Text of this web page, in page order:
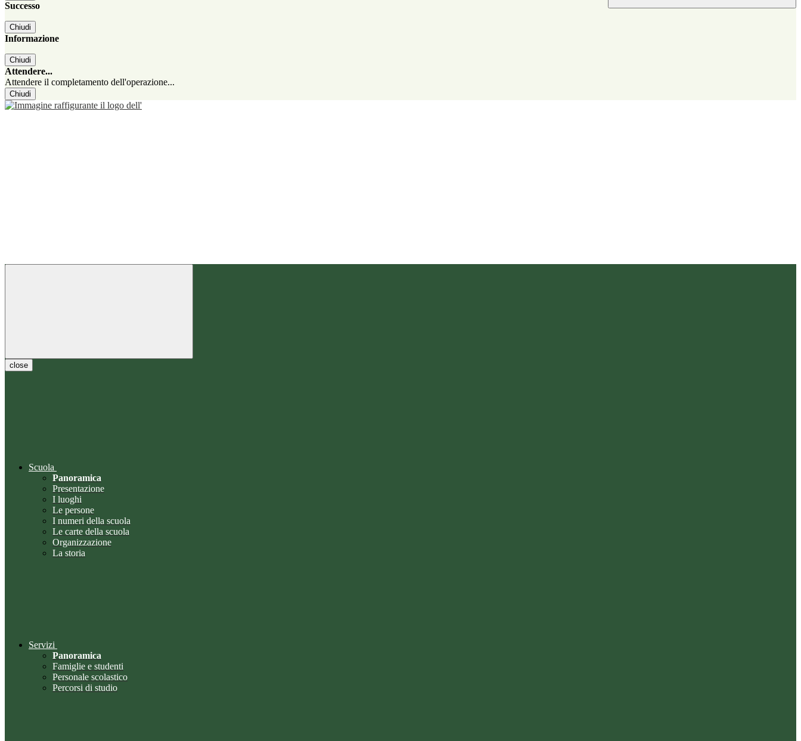
Successo
Chiudi
Informazione
Chiudi
Attendere...
Attendere il completamento dell'operazione...
Chiudi
close
Scuola
Panoramica
Presentazione
I luoghi
Le persone
I numeri della scuola
Le carte della scuola
Organizzazione
La storia
Servizi
Panoramica
Famiglie e studenti
Personale scolastico
Percorsi di studio